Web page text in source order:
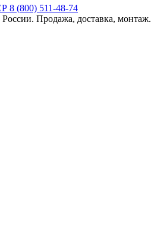
Продажа, доставка, монтаж.